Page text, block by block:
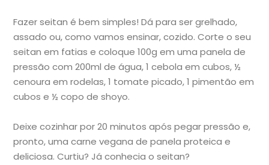
Fazer seitan é bem simples! Dá para ser grelhado,
assado ou, como vamos ensinar, cozido. Corte o seu
seitan em fatias e coloque 100g em uma panela de
pressão com 200ml de água, 1 cebola em cubos, ½
cenoura em rodelas, 1 tomate picado, 1 pimentão em
cubos e ½ copo de shoyo.
Deixe cozinhar por 20 minutos após pegar pressão e,
pronto, uma carne vegana de panela proteica e
deliciosa. Curtiu? Já conhecia o seitan?